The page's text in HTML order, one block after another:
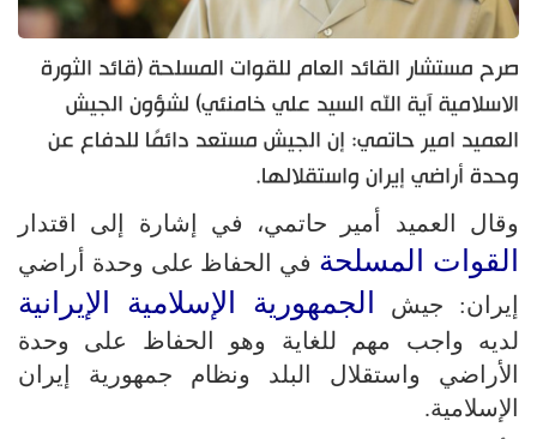
صرح مستشار القائد العام للقوات المسلحة (قائد الثورة
الاسلامية آية الله السيد علي خامنئي) لشؤون الجيش
العميد امير حاتمي: إن الجيش مستعد دائمًا للدفاع عن
وحدة أراضي إيران واستقلالها.
وقال العميد أمير حاتمي، في إشارة إلى اقتدار
القوات المسلحة في الحفاظ على وحدة أراضي
إيران: جيش
الجمهورية الإسلامية الإيرانية
لديه واجب مهم للغاية وهو الحفاظ على وحدة
الأراضي واستقلال البلد ونظام جمهورية إيران
الإسلامية.